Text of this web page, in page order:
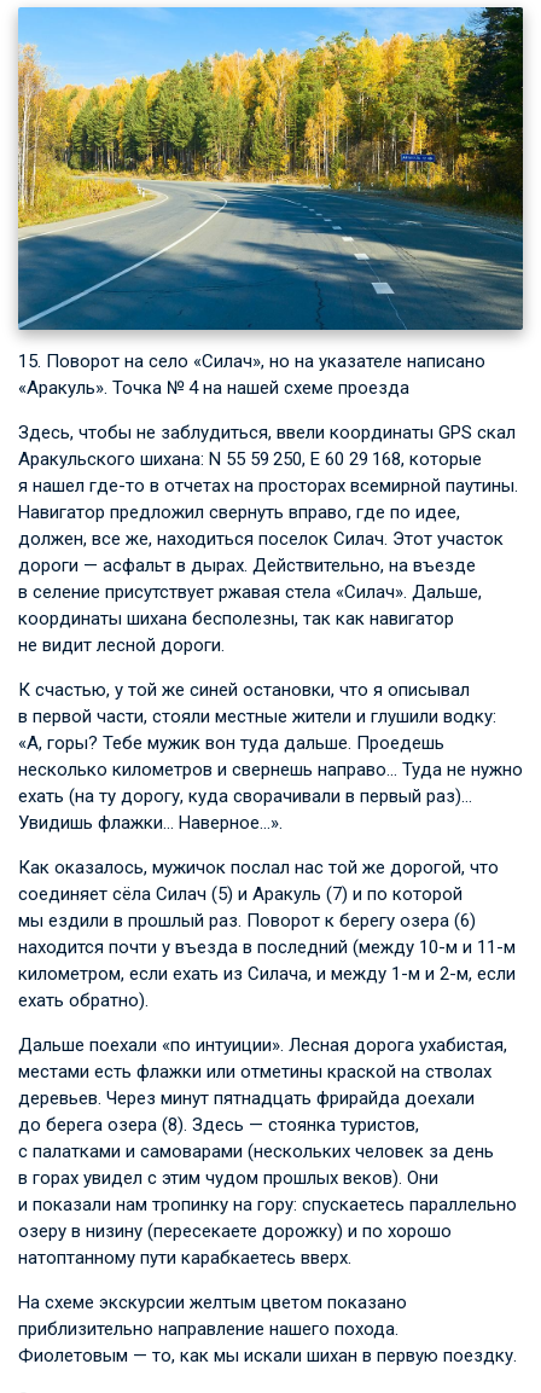
15. Поворот на село «Силач», но на указателе написано
«Аракуль». Точка № 4 на нашей схеме проезда
Здесь, чтобы не заблудиться, ввели координаты GPS скал
Аракульского шихана: N 55 59 250, E 60 29 168, которые
я нашел где-то в отчетах на просторах всемирной паутины.
Навигатор предложил свернуть вправо, где по идее,
должен, все же, находиться поселок Силач. Этот участок
дороги — асфальт в дырах. Действительно, на въезде
в селение присутствует ржавая стела «Силач». Дальше,
координаты шихана бесполезны, так как навигатор
не видит лесной дороги.
К счастью, у той же синей остановки, что я описывал
в первой части, стояли местные жители и глушили водку:
«А, горы? Тебе мужик вон туда дальше. Проедешь
несколько километров и свернешь направо… Туда не нужно
ехать (на ту дорогу, куда сворачивали в первый раз)…
Увидишь флажки… Наверное…».
Как оказалось, мужичок послал нас той же дорогой, что
соединяет сёла Силач (5) и Аракуль (7) и по которой
мы ездили в прошлый раз. Поворот к берегу озера (6)
находится почти у въезда в последний (между 10-м и 11-м
километром, если ехать из Силача, и между 1-м и 2-м, если
ехать обратно).
Дальше поехали «по интуиции». Лесная дорога ухабистая,
местами есть флажки или отметины краской на стволах
деревьев. Через минут пятнадцать фрирайда доехали
до берега озера (8). Здесь — стоянка туристов,
с палатками и самоварами (нескольких человек за день
в горах увидел с этим чудом прошлых веков). Они
и показали нам тропинку на гору: спускаетесь параллельно
озеру в низину (пересекаете дорожку) и по хорошо
натоптанному пути карабкаетесь вверх.
На схеме экскурсии желтым цветом показано
приблизительно направление нашего похода.
Фиолетовым — то, как мы искали шихан в первую поездку.